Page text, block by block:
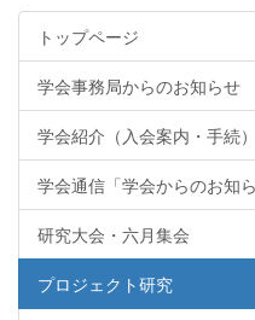
トップページ
学会事務局からのお知らせ
学会紹介（入会案内・手続）
学会通信「学会からのお知ら
研究大会・六月集会
プロジェクト研究